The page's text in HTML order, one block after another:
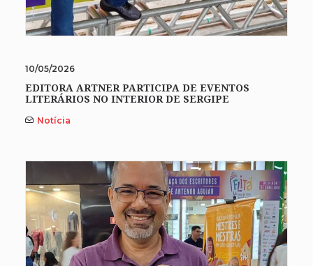
10/05/2026
EDITORA ARTNER PARTICIPA DE EVENTOS
LITERÁRIOS NO INTERIOR DE SERGIPE
Notícia